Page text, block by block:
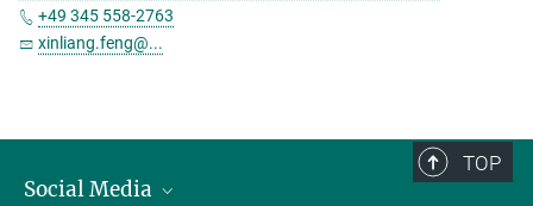
+49 345 558-2763
xinliang.feng@...
TOP
Social Media